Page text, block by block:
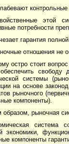
этой
потребности
гарантия
отношения не
остро стоит
свободу
системы
на основе
рыночного
компоненты).
образом, рыночная
система
экономики,
компоненты